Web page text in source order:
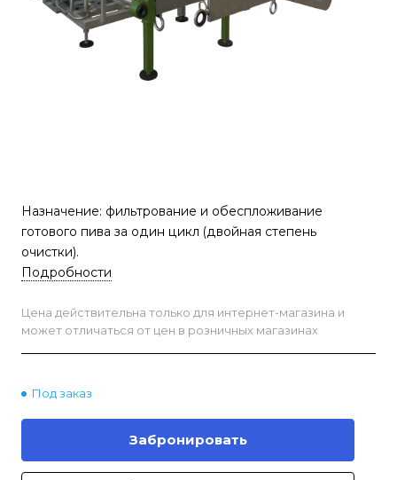
Назначение: фильтрование и обеспложивание
готового пива за один цикл (двойная степень
очистки).
Подробности
Цена действительна только для интернет-магазина и
может отличаться от цен в розничных магазинах
Под заказ
Забронировать